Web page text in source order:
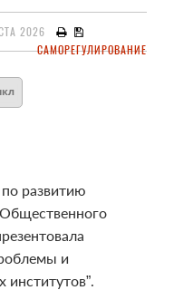
2026
САМОРЕГУЛИРОВАНИЕ
развитию
и
институтов”.